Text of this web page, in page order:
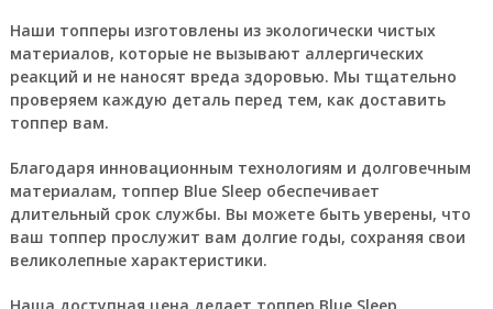
Наши топперы изготовлены из экологически чистых
материалов, которые не вызывают аллергических
реакций и не наносят вреда здоровью. Мы тщательно
проверяем каждую деталь перед тем, как доставить
топпер вам.
Благодаря инновационным технологиям и долговечным
материалам, топпер Blue Sleep обеспечивает
длительный срок службы. Вы можете быть уверены, что
ваш топпер прослужит вам долгие годы, сохраняя свои
великолепные характеристики.